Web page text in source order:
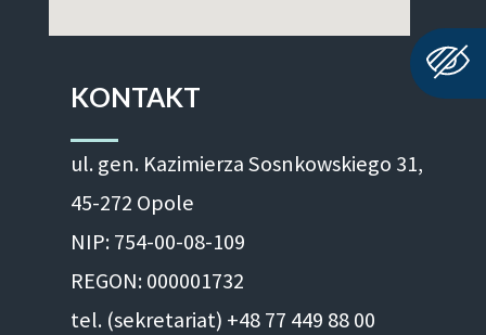
KONTAKT
ul. gen. Kazimierza Sosnkowskiego 31,
45-272 Opole
NIP: 754-00-08-109
REGON: 000001732
tel. (sekretariat) +48 77 449 88 00